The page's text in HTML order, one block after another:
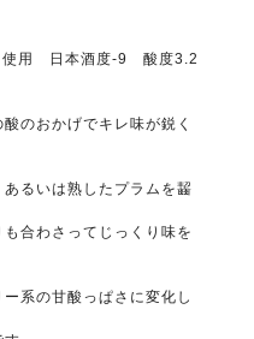
使用 日本酒度-9 酸度3.2
のおかげでキレ味が鋭く
るいは熟したプラムを齧
合わさってじっくり味を
系の甘酸っぱさに変化し